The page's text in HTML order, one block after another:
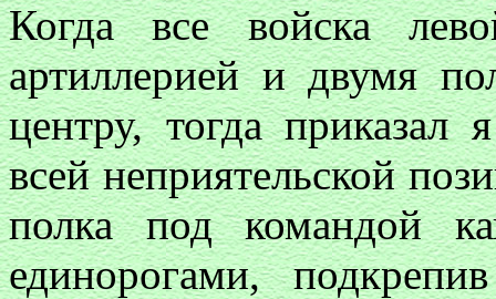
Когда все войска
артиллерией и двумя
центру, тогда
всей неприятельской
полка под командой
единорогами,